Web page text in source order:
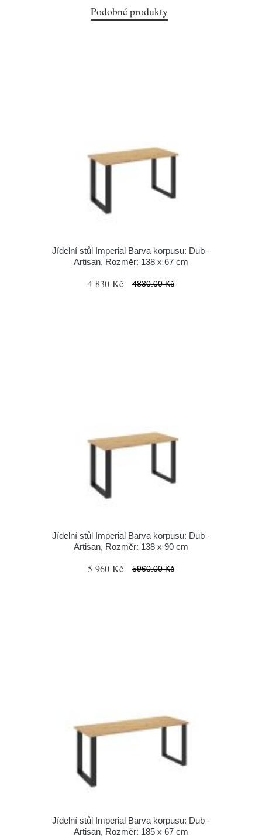
Podobné produkty
Jídelní stůl Imperial Barva korpusu: Dub -
Artisan, Rozměr: 138 x 67 cm
4 830 Kč 4830.00 Kč
Jídelní stůl Imperial Barva korpusu: Dub -
Artisan, Rozměr: 138 x 90 cm
5 960 Kč 5960.00 Kč
Jídelní stůl Imperial Barva korpusu: Dub -
Artisan, Rozměr: 185 x 67 cm